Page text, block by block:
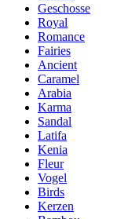
Geschosse
Royal
Romance
Fairies
Ancient
Caramel
Arabia
Karma
Sandal
Latifa
Kenia
Fleur
Vogel
Birds
Kerzen